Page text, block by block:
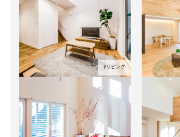
# リビング